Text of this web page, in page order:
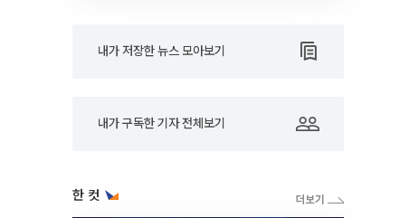
내가 저장한 뉴스 모아보기
내가 구독한 기자 전체보기
한 컷